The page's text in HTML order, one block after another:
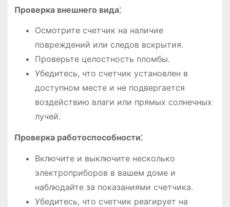
Проверка внешнего вида⁚
Осмотрите счетчик на наличие
повреждений или следов вскрытия․
Проверьте целостность пломбы․
Убедитесь, что счетчик установлен в
доступном месте и не подвергается
воздействию влаги или прямых солнечных
лучей․
Проверка работоспособности⁚
Включите и выключите несколько
электроприборов в вашем доме и
наблюдайте за показаниями счетчика․
Убедитесь, что счетчик реагирует на